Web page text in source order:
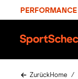
ZurückHome